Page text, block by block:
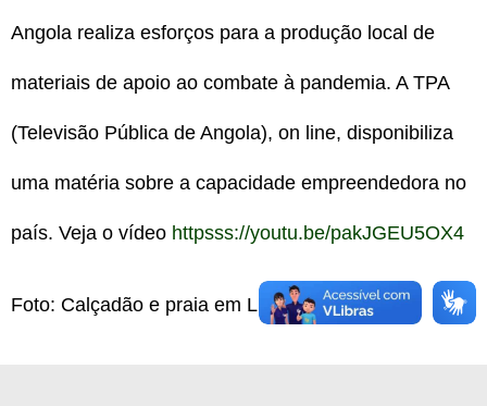
Angola realiza esforços para a produção local de
materiais de apoio ao combate à pandemia. A TPA
(Televisão Pública de Angola), on line, disponibiliza
uma matéria sobre a capacidade empreendedora no
país. Veja o vídeo httpsss://youtu.be/pakJGEU5OX4
Foto: Calçadão e praia em Luanda, Angola.